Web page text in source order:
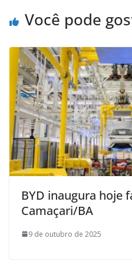
Você pode
BYD inaugura hoje
Camaçari/BA
9 de outubro de 2025